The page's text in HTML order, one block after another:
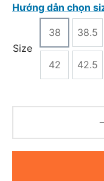
Hướng dẫn chọn
Size
38 38.5
42 42.5